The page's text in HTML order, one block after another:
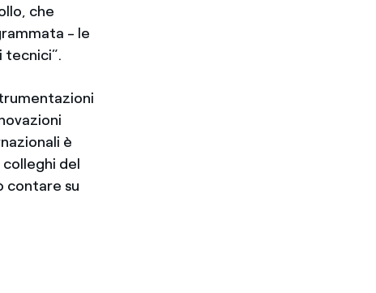
che
- le
tecnici”.
è
del
contare su